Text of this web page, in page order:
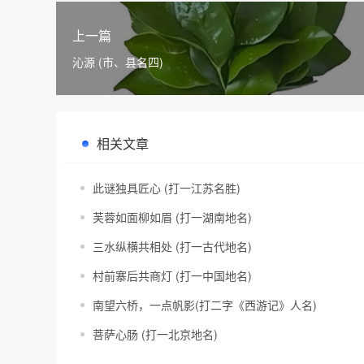
上一篇
沁源 (市、县名四)
相关文章
此谜独具匠心 (打一江苏名胜)
芙蓉如面柳如眉 (打一湖南地名)
三水纵横共相处 (打一古代地名)
村前寨后共商灯 (打一中国地名)
南望六桥，一点帆影(打二字《西游记》人名)
菩萨心肠 (打一北京地名)